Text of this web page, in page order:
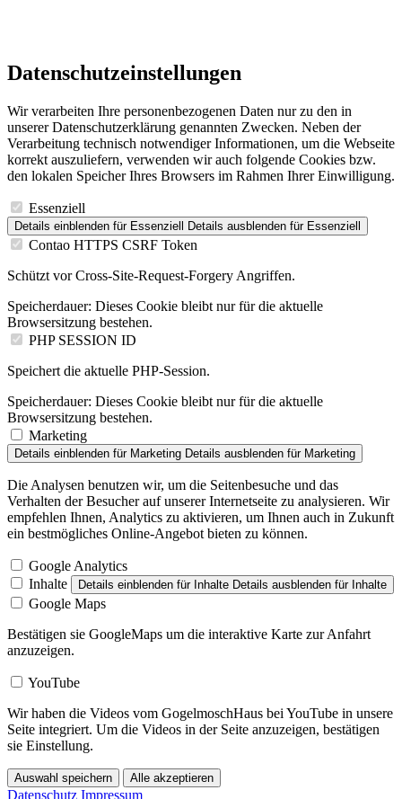
Datenschutzeinstellungen
Wir verarbeiten Ihre personenbezogenen Daten nur zu den in
unserer Datenschutzerklärung genannten Zwecken. Neben der
Verarbeitung technisch notwendiger Informationen, um die Webseite
korrekt auszuliefern, verwenden wir auch folgende Cookies bzw.
den lokalen Speicher Ihres Browsers im Rahmen Ihrer Einwilligung.
Essenziell
Details einblenden für Essenziell Details ausblenden für Essenziell
Contao HTTPS CSRF Token
Schützt vor Cross-Site-Request-Forgery Angriffen.
Speicherdauer: Dieses Cookie bleibt nur für die aktuelle
Browsersitzung bestehen.
PHP SESSION ID
Speichert die aktuelle PHP-Session.
Speicherdauer: Dieses Cookie bleibt nur für die aktuelle
Browsersitzung bestehen.
Marketing
Details einblenden für Marketing Details ausblenden für Marketing
Die Analysen benutzen wir, um die Seitenbesuche und das
Verhalten der Besucher auf unserer Internetseite zu analysieren. Wir
empfehlen Ihnen, Analytics zu aktivieren, um Ihnen auch in Zukunft
ein bestmögliches Online-Angebot bieten zu können.
Google Analytics
Inhalte
Details einblenden für Inhalte Details ausblenden für Inhalte
Google Maps
Bestätigen sie GoogleMaps um die interaktive Karte zur Anfahrt
anzuzeigen.
YouTube
Wir haben die Videos vom GogelmoschHaus bei YouTube in unsere
Seite integriert. Um die Videos in der Seite anzuzeigen, bestätigen
sie Einstellung.
Auswahl speichern Alle akzeptieren
Datenschutz Impressum